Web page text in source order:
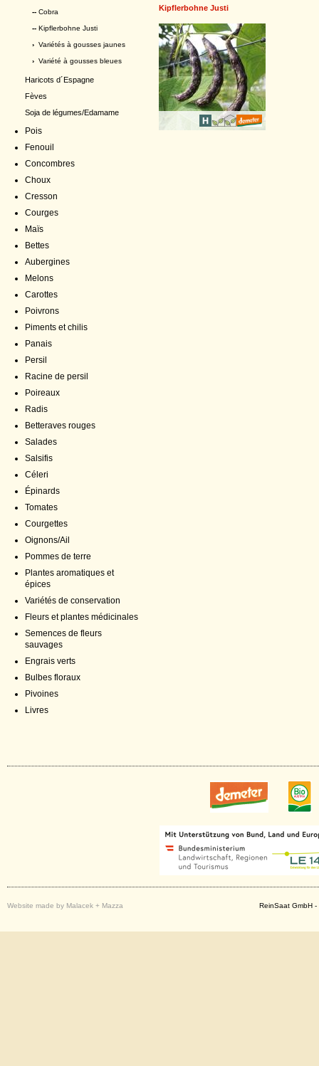
-- Cobra
-- Kipflerbohne Justi
› Variétés à gousses jaunes
› Variété à gousses bleues
Haricots d´Espagne
Fèves
Soja de légumes/Edamame
Pois
Fenouil
Concombres
Choux
Cresson
Courges
Maïs
Bettes
Aubergines
Melons
Carottes
Poivrons
Piments et chilis
Panais
Persil
Racine de persil
Poireaux
Radis
Betteraves rouges
Salades
Salsifis
Céleri
Épinards
Tomates
Courgettes
Oignons/Ail
Pommes de terre
Plantes aromatiques et
épices
Variétés de conservation
Fleurs et plantes médicinales
Semences de fleurs
sauvages
Engrais verts
Bulbes floraux
Pivoines
Livres
Kipflerbohne Justi
Website made by Malacek + Mazza ReinSaat GmbH